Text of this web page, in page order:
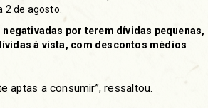
2 de agosto.
por terem dívidas pequenas,
à vista, com descontos médios
aptas a consumir”, ressaltou.